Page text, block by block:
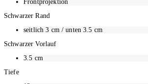
Frontprojektion
Schwarzer Rand
seitlich 3 cm / unten 3.5 cm
Schwarzer Vorlauf
3.5 cm
Tiefe